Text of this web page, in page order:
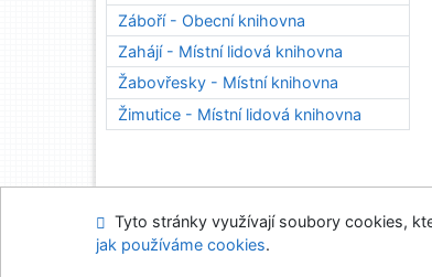
Záboří - Obecní knihovna
Zahájí - Místní lidová knihovna
Žabovřesky - Místní knihovna
Žimutice - Místní lidová knihovna
Napište nám
Tyto stránky využívají soubory cookies,
jak používáme cookies.